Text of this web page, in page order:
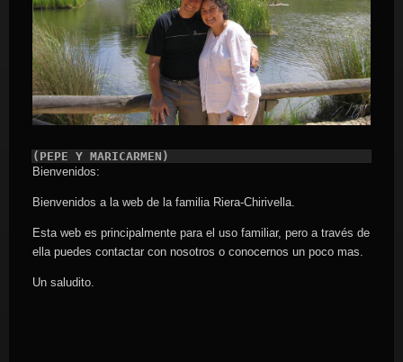
(PEPE Y MARICARMEN)
Bienvenidos:
Bienvenidos a la web de la familia Riera-Chirivella.
Esta web es principalmente para el uso familiar, pero a través de
ella puedes contactar con nosotros o conocernos un poco mas.
Un saludito.